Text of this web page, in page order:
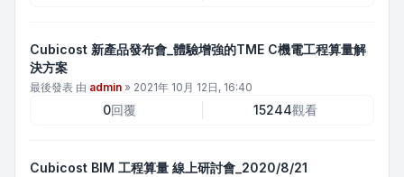
Cubicost 新產品發布會_體驗增強的TME C機電工程算量解
決方案
最後發表 由 admin » 2021年 10月 12日, 16:40
0回覆 15244觀看
Cubicost BIM 工程算量 線上研討會_2020/8/21